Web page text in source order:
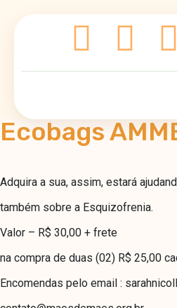
Ecobags
Adquira a sua, assim, estará
também sobre a Esquizofrenia.
Valor – R$ 30,00 + frete
na compra de duas (02) R$ 25,00
Encomendas pelo email :